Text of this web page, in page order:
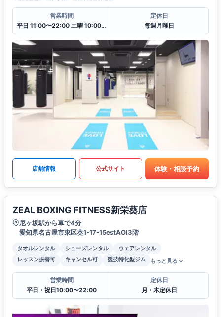
営業時間
平日 11:00〜22:00 土曜 10:00〜20:00 日・祝 10:00〜18:00
定休日
毎週月曜日
店舗情報 公式サイト 体験・相談予約
ZEAL BOXING FITNESS新栄葵店
尼ヶ坂駅から車で4分
愛知県名古屋市東区葵1-17-15estAOI3階
タオルレンタル シューズレンタル
ウェアレンタル
レッスン振替可
キャンセル可 競技特化型ジム もっと見る
営業時間
平日・祝日10:00〜22:00
定休日
月・木定休日